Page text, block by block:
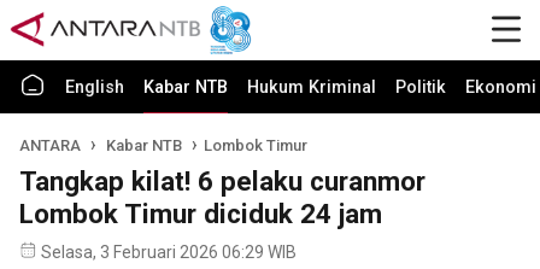
English Kabar NTB Hukum Kriminal Politik
ANTARA Kabar NTB Lombok Timur
Tangkap kilat! 6 pelaku curanmor
Lombok Timur diciduk 24 jam
Selasa, 3 Februari 2026 06:29 WIB